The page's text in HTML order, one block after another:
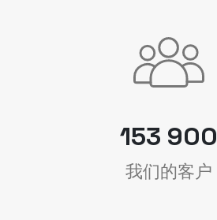
153 900
我们的客户